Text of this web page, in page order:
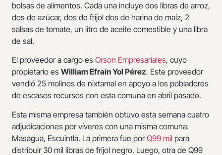
bolsas de alimentos. Cada una incluye dos libras de arroz,
dos de azúcar, dos de frijol dos de harina de maíz, 2
salsas de tomate, un litro de aceite comestible y una libra
de sal.
El proveedor a cargo es Orson Empresariales, cuyo
propietario es William Efraín Yol Pérez. Este proveedor
vendió 25 molinos de nixtamal en apoyo a los pobladores
de escasos recursos con esta comuna en abril pasado.
Esta misma empresa también obtuvo esta semana cuatro
adjudicaciones por víveres con una misma comuna:
Masagua, Escuintla. La primera fue porQ99 mil para
distribuir 30 mil libras de frijol negro. Luego, otra de Q99